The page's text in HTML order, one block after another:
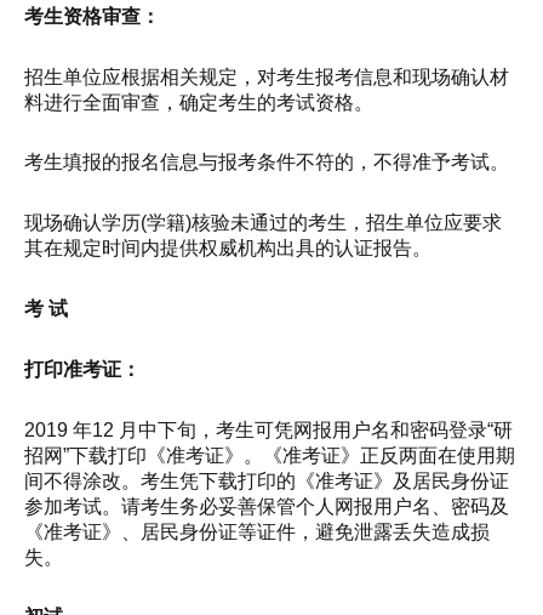
考生资格审查：
招生单位应根据相关规定，对考生报考信息和现场确认材
料进行全面审查，确定考生的考试资格。
考生填报的报名信息与报考条件不符的，不得准予考试。
现场确认学历(学籍)核验未通过的考生，招生单位应要求
其在规定时间内提供权威机构出具的认证报告。
考 试
打印准考证：
2019 年12 月中下旬，考生可凭网报用户名和密码登录“研
招网”下载打印《准考证》。《准考证》正反两面在使用期
间不得涂改。考生凭下载打印的《准考证》及居民身份证
参加考试。请考生务必妥善保管个人网报用户名、密码及
《准考证》、居民身份证等证件，避免泄露丢失造成损
失。